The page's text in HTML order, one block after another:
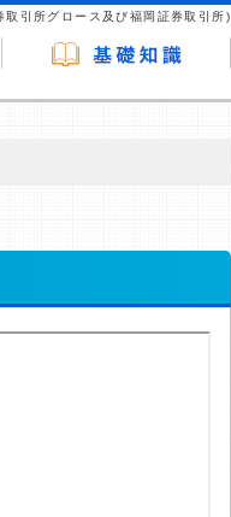
引所グロース及び福岡証券取引所)